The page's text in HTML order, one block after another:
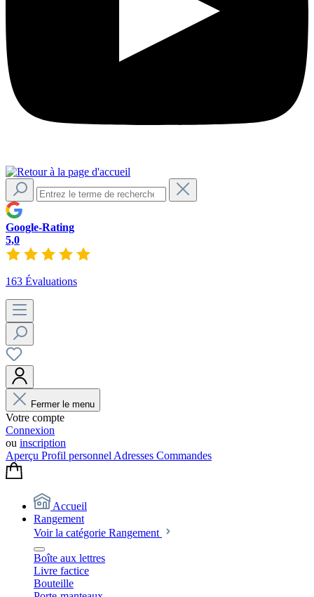
Google-Rating
5,0
163 Évaluations
Fermer le menu
Votre compte
Connexion
ou inscription
Aperçu Profil personnel Adresses Commandes
Accueil
Rangement
Voir la catégorie Rangement
Boîte aux lettres
Livre factice
Bouteille